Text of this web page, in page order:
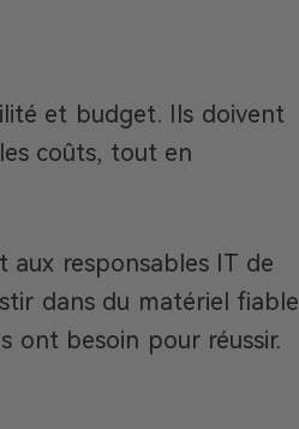
et budget. Ils doivent
coûts, tout en
responsables IT de
dans du matériel fiable
ont besoin pour réussir.